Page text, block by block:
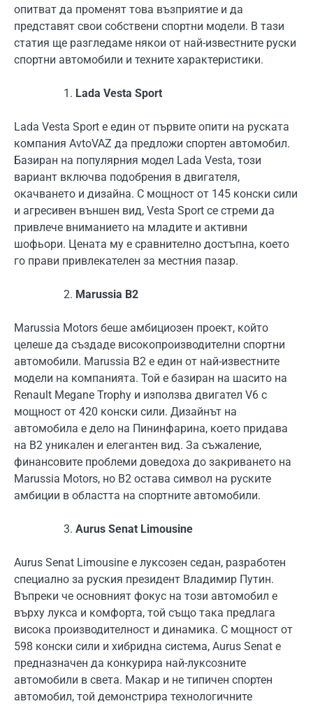
опитват да променят това възприятие и да
представят свои собствени спортни модели. В тази
статия ще разгледаме някои от най-известните руски
спортни автомобили и техните характеристики.
Lada Vesta Sport
Lada Vesta Sport е един от първите опити на руската
компания AvtoVAZ да предложи спортен автомобил.
Базиран на популярния модел Lada Vesta, този
вариант включва подобрения в двигателя,
окачването и дизайна. С мощност от 145 конски сили
и агресивен външен вид, Vesta Sport се стреми да
привлече вниманието на младите и активни
шофьори. Цената му е сравнително достъпна, което
го прави привлекателен за местния пазар.
Marussia B2
Marussia Motors беше амбициозен проект, който
целеше да създаде високопроизводителни спортни
автомобили. Marussia B2 е един от най-известните
модели на компанията. Той е базиран на шасито на
Renault Megane Trophy и използва двигател V6 с
мощност от 420 конски сили. Дизайнът на
автомобила е дело на Пининфарина, което придава
на B2 уникален и елегантен вид. За съжаление,
финансовите проблеми доведоха до закриването на
Marussia Motors, но B2 остава символ на руските
амбиции в областта на спортните автомобили.
Aurus Senat Limousine
Aurus Senat Limousine е луксозен седан, разработен
специално за руския президент Владимир Путин.
Въпреки че основният фокус на този автомобил е
върху лукса и комфорта, той също така предлага
висока производителност и динамика. С мощност от
598 конски сили и хибридна система, Aurus Senat е
предназначен да конкурира най-луксозните
автомобили в света. Макар и не типичен спортен
автомобил, той демонстрира технологичните